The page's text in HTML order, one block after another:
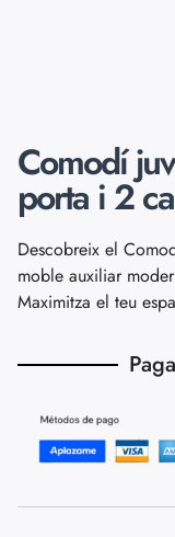
Comodí
porta i 2
Descobreix el
moble auxiliar
Maximitza el teu